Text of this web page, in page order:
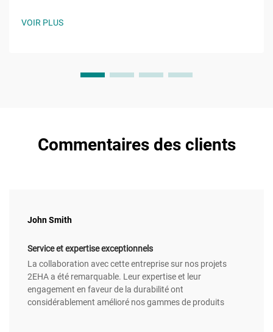
VOIR PLUS
Commentaires des clients
John Smith
Service et expertise exceptionnels
La collaboration avec cette entreprise sur nos projets
2EHA a été remarquable. Leur expertise et leur
engagement en faveur de la durabilité ont
considérablement amélioré nos gammes de produits